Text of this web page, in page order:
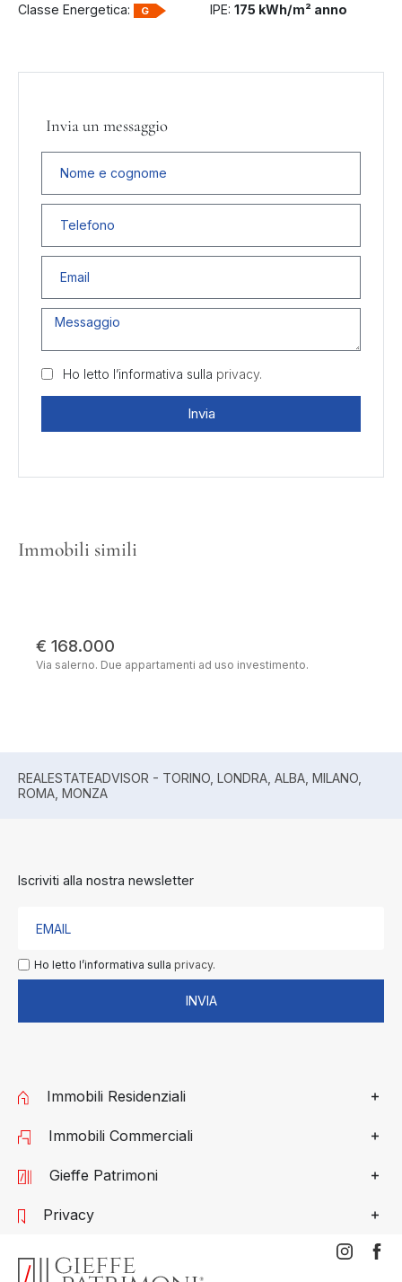
Classe Energetica:
G IPE: 175 kWh/m² anno
Invia un messaggio
Ho letto l’informativa sulla privacy.
Invia
Immobili simili
€ 168.000
Via salerno. Due appartamenti ad uso investimento.
REALESTATEADVISOR - TORINO, LONDRA, ALBA, MILANO,
ROMA, MONZA
Iscriviti alla nostra newsletter
Ho letto l’informativa sulla privacy.
INVIA
Immobili Residenziali
Immobili Commerciali
Gieffe Patrimoni
Privacy